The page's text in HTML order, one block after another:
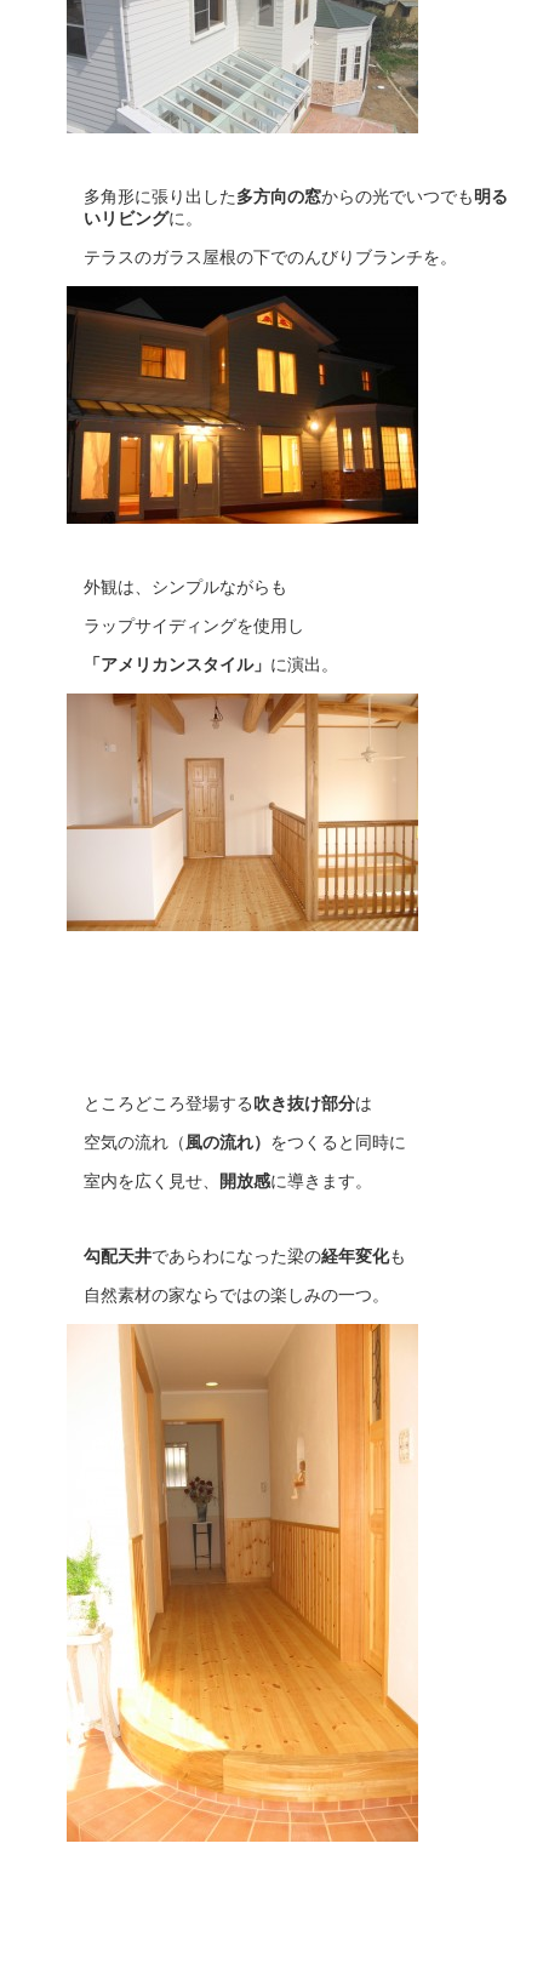
多角形に張り出した多方向の窓からの光でいつでも明る
いリビングに。
テラスのガラス屋根の下でのんびりブランチを。
外観は、シンプルながらも
ラップサイディングを使用し
「アメリカンスタイル」 に演出。
ところどころ登場する吹き抜け部分は
空気の流れ（風の流れ） をつくると同時に
室内を広く見せ、
開放感に導きます。
勾配天井であらわになった梁の経年変化も
自然素材の家ならではの楽しみの一つ。